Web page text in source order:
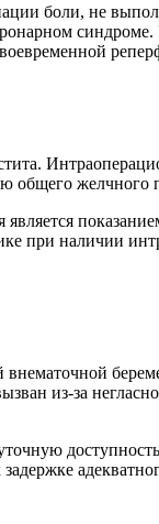
боли, не
желчного
при наличии
из-за